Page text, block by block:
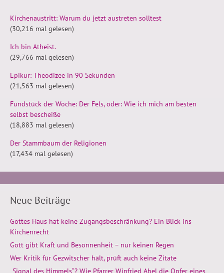
Kirchenaustritt: Warum du jetzt austreten solltest
(30,216 mal gelesen)
Ich bin Atheist.
(29,766 mal gelesen)
Epikur: Theodizee in 90 Sekunden
(21,563 mal gelesen)
Fundstück der Woche: Der Fels, oder: Wie ich mich am besten
selbst bescheiße
(18,883 mal gelesen)
Der Stammbaum der Religionen
(17,434 mal gelesen)
Neue Beiträge
Gottes Haus hat keine Zugangsbeschränkung? Ein Blick ins
Kirchenrecht
Gott gibt Kraft und Besonnenheit – nur keinen Regen
Wer Kritik für Gezwitscher hält, prüft auch keine Zitate
„Signal des Himmels“? Wie Pfarrer Winfried Abel die Opfer eines